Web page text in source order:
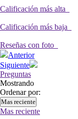
Calificación más alta
Calificación más baja
Reseñas con foto
Anterior
Siguiente
Preguntas
Mostrando
Ordenar por:
Mas reciente
Mas reciente